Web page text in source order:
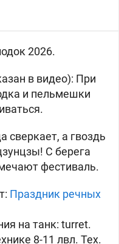
2026.
в видео): При
и пельмешки
сверкает, а гвоздь
С берега
фестиваль.
Праздник речных
на танк: turret.
8-11 лвл. Тех.